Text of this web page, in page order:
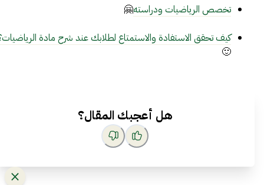
تخصص الرياضيات ودراسته🤗
كيف تحقق الاستفادة والاستمتاع لطلابك عند شرح مادة
🙂
هل أعجبك المقال؟